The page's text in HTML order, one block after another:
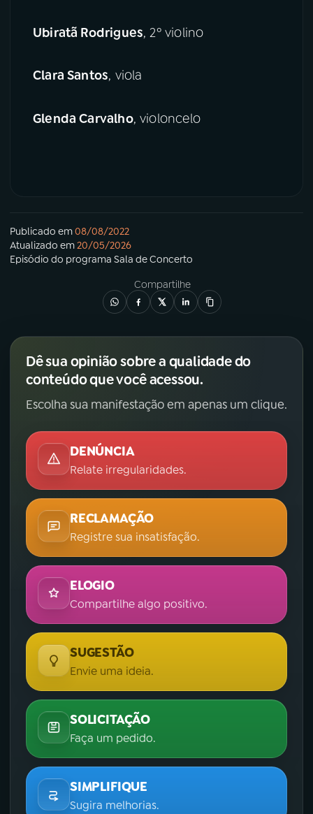
Ubiratã Rodrigues, 2º violino
Clara Santos, viola
Glenda Carvalho, violoncelo
Publicado em08/08/2022
Atualizado em20/05/2026
Episódio do programa Sala de Concerto
Compartilhe
Dê sua opinião sobre a qualidade do
conteúdo que você acessou.
Escolha sua manifestação em apenas um clique.
DENÚNCIA
Relate irregularidades.
RECLAMAÇÃO
Registre sua insatisfação.
ELOGIO
Compartilhe algo positivo.
SUGESTÃO
Envie uma ideia.
SOLICITAÇÃO
Faça um pedido.
SIMPLIFIQUE
Sugira melhorias.